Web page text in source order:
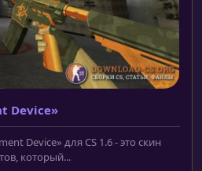
Device»
Device» для CS 1.6 - это скин
который...